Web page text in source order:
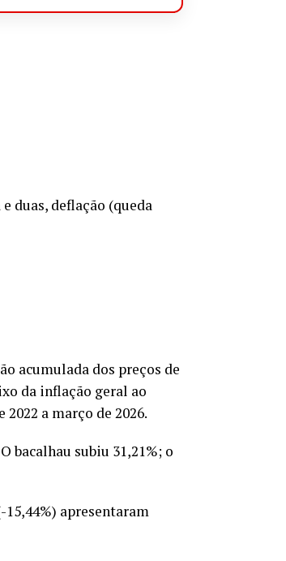
duas, deflação (queda
acumulada dos preços de
da inflação geral ao
a março de 2026.
bacalhau subiu 31,21%; o
apresentaram